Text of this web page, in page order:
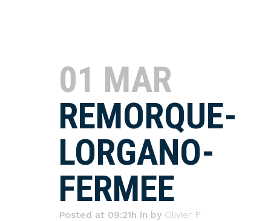
01 MAR
REMORQUE-
LORGANO-
FERMEE
Posted at 09:21h in by Olivier F